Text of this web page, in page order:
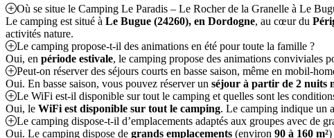
Où se situe le Camping Le Paradis – Le Rocher de la Granelle à Le
Le camping est situé à Le Bugue (24260), en Dordogne, au cœur du
activités nature.
Le camping propose-t-il des animations en été pour toute la famille ?
Oui, en période estivale, le camping propose des animations conviviales
Peut-on réserver des séjours courts en basse saison, même en mobil-
Oui. En basse saison, vous pouvez réserver un séjour à partir de 2 nuits
Le WiFi est-il disponible sur tout le camping et quelles sont les
Oui, le WiFi est disponible sur tout le camping. Le camping indique un
Le camping dispose-t-il d’emplacements adaptés aux groupes avec de
Oui. Le camping dispose de grands emplacements (environ 90 à 160 m²)